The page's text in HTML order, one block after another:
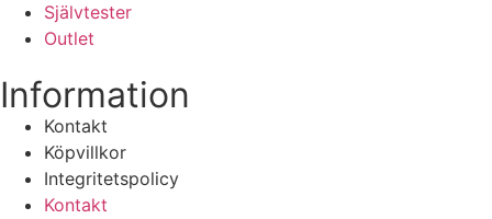
Självtester
Outlet
Information
Kontakt
Köpvillkor
Integritetspolicy
Kontakt